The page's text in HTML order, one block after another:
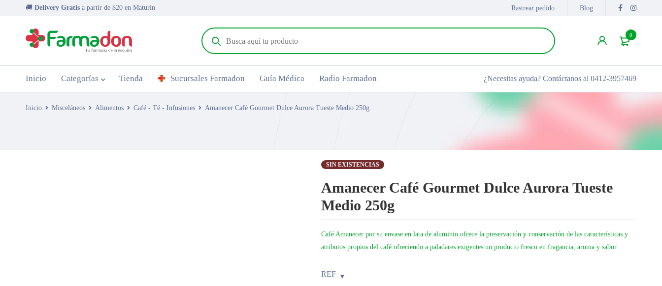
🚚 Delivery Gratis a partir de $20 en Maturín Rastrear pedido Blog
0
Inicio Categorías Tienda Sucursales Farmadon Guía Médica Radio Farmadon ¿Necesitas ayuda? Contáctanos al 0412-3957469
Inicio Misceláneos Alimentos Café - Té - Infusiones Amanecer Café Gourmet Dulce Aurora Tueste Medio 250g
SIN EXISTENCIAS
Amanecer Café Gourmet Dulce Aurora Tueste
Medio 250g
Café Amanecer por su envase en lata de aluminio ofrece la preservación y conservación de las características y
atributos propios del café ofreciendo a paladares exigentes un producto fresco en fragancia, aroma y sabor
REF